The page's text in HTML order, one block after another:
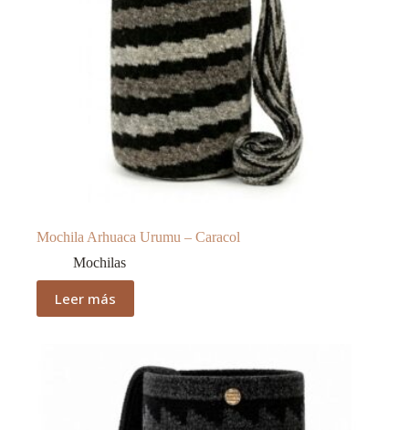
Mochila Arhuaca Urumu – Caracol
Mochilas
Leer más